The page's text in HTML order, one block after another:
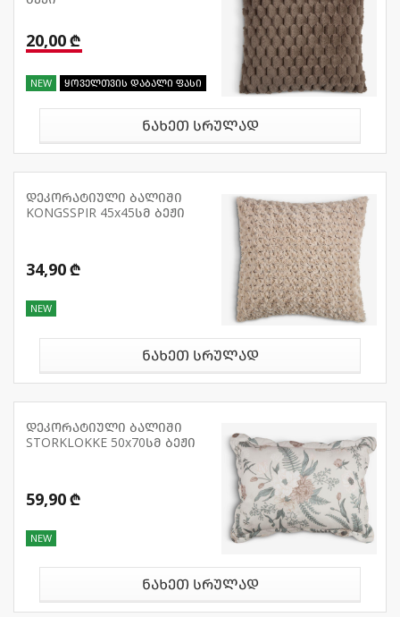
20,00 ₾
NEW ყოველთვის დაბალი ფასი
ნახეთ სრულად
დეკორატიული ბალიში
KONGSSPIR 45x45სმ ბეჟი
34,90 ₾
NEW
ნახეთ სრულად
დეკორატიული ბალიში
STORKLOKKE 50x70სმ ბეჟი
59,90 ₾
NEW
ნახეთ სრულად